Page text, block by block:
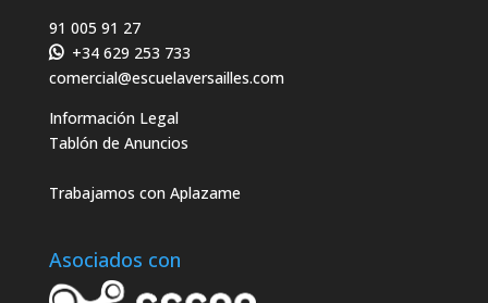
91 005 91 27
+34 629 253 733
comercial@escuelaversailles.com
Información Legal
Tablón de Anuncios
Trabajamos con Aplazame
Asociados con